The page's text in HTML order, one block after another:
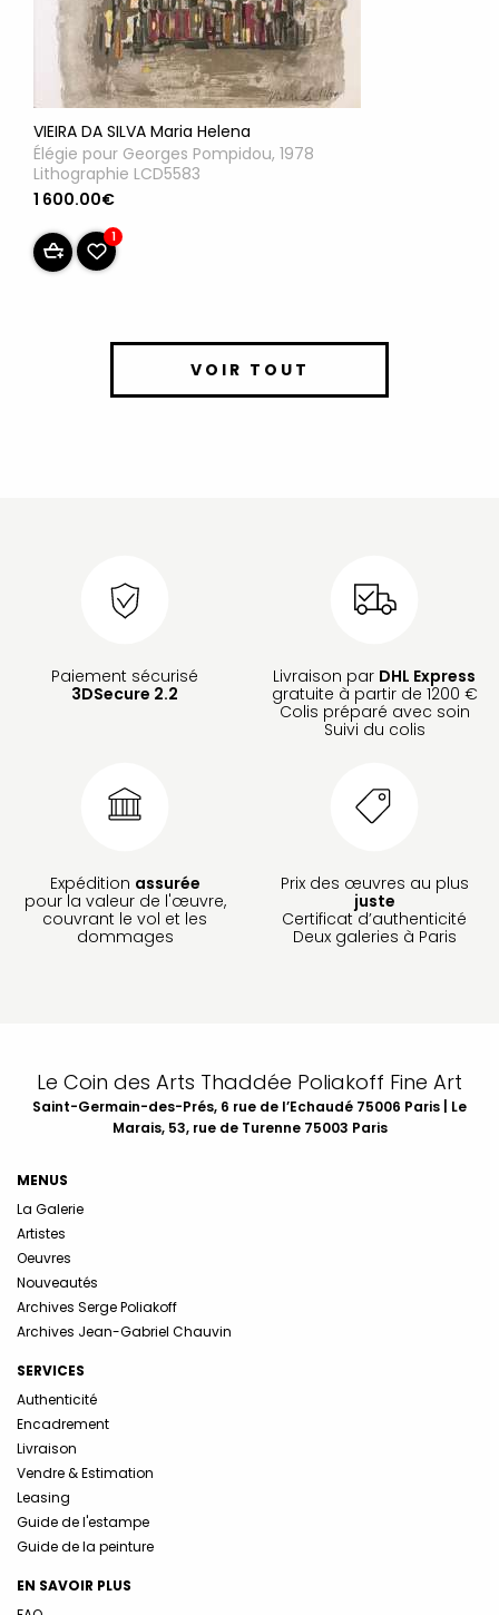
VIEIRA DA SILVA Maria Helena
Élégie pour Georges Pompidou, 1978
Lithographie LCD5583
1 600.00€
1
VOIR TOUT
Paiement sécurisé
3DSecure 2.2
Livraison par DHL Express
gratuite à partir de 1200 €
Colis préparé avec soin
Suivi du colis
Expédition assurée
pour la valeur de l'œuvre,
couvrant le vol et les
dommages
Prix des œuvres au plus
juste
Certificat d’authenticité
Deux galeries à Paris
Le Coin des Arts Thaddée Poliakoff Fine Art
Saint-Germain-des-Prés, 6 rue de l’Echaudé 75006 Paris | Le
Marais, 53, rue de Turenne 75003 Paris
MENUS
La Galerie
Artistes
Oeuvres
Nouveautés
Archives Serge Poliakoff
Archives Jean-Gabriel Chauvin
SERVICES
Authenticité
Encadrement
Livraison
Vendre & Estimation
Leasing
Guide de l'estampe
Guide de la peinture
EN SAVOIR PLUS